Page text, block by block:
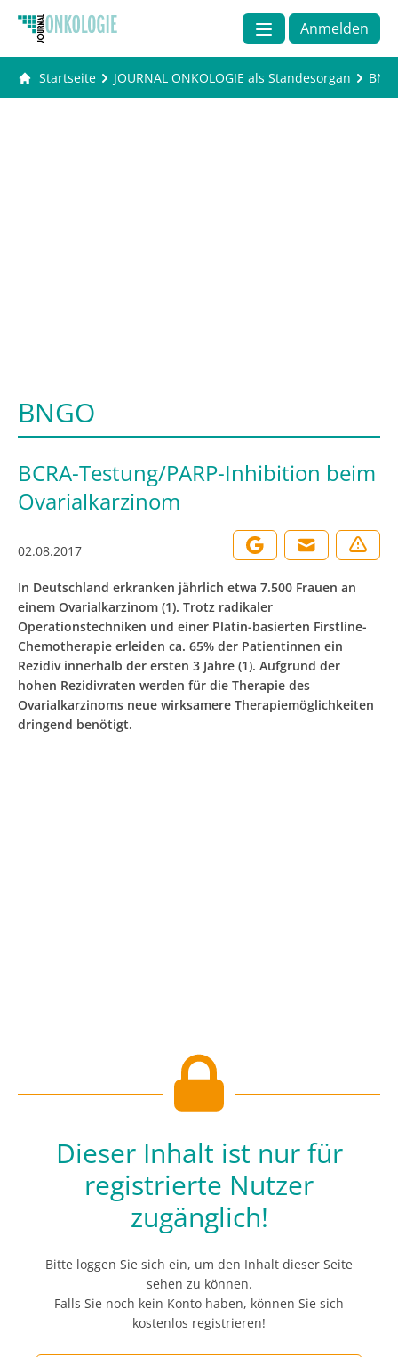
Anmelden
Startseite JOURNAL ONKOLOGIE als Standesorgan
BNGO
BCRA-Testung/PARP-Inhibition beim
Ovarialkarzinom
02.08.2017
In Deutschland erkranken jährlich etwa 7.500 Frauen an
einem Ovarialkarzinom (1). Trotz radikaler
Operationstechniken und einer Platin-basierten Firstline-
Chemotherapie erleiden ca. 65% der Patientinnen ein
Rezidiv innerhalb der ersten 3 Jahre (1). Aufgrund der
hohen Rezidivraten werden für die Therapie des
Ovarialkarzinoms neue wirksamere Therapiemöglichkeiten
dringend benötigt.
Dieser Inhalt ist nur für
registrierte Nutzer
zugänglich!
Bitte loggen Sie sich ein, um den Inhalt dieser Seite
sehen zu können.
Falls Sie noch kein Konto haben, können Sie sich
kostenlos registrieren!